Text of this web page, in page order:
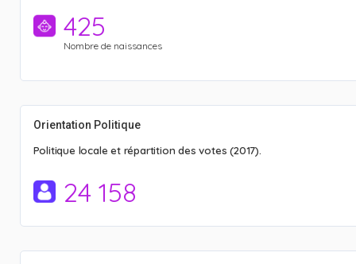
425
Nombre de naissances
Orientation Politique
Politique locale et répartition des votes (2017).
24 158